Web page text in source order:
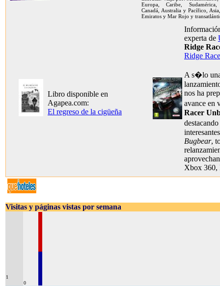
Europa, Caribe, Sudamérica,
Canadá, Australia y Pacífico,
Emiratos y Mar Rojo y
Libro disponible en
Agapea.com:
El regreso de la cigüeña
experta de
Ridge
Ridge
A s�lo
nos ha
avance
Racer
Bugbear,
Xbox 360,
Visitas y páginas vistas por semana
1
0